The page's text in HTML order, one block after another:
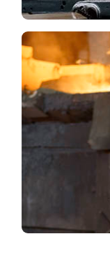
Dankzij
om